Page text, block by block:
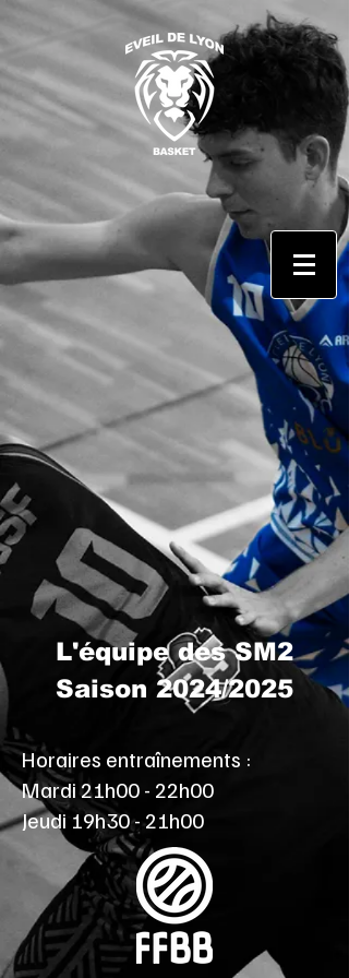
L'équipe des SM2
Saison 2024/2025
Horaires entraînements :
Mardi 21h00 - 22h00
Jeudi 19h30 - 21h00